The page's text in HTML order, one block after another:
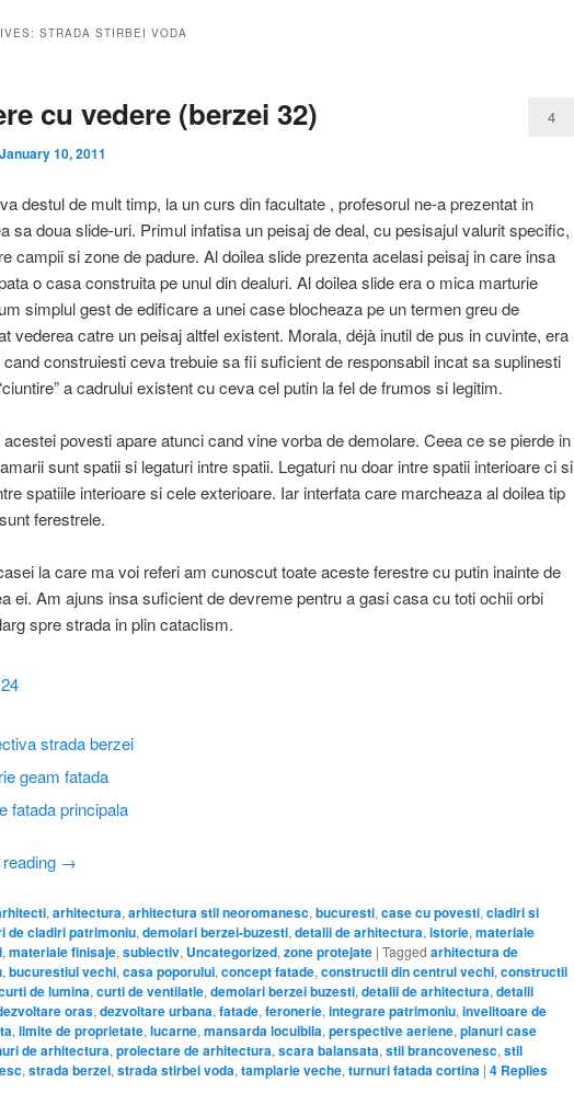
STRADA STIRBEI VODA
cu vedere (berzei 32)
January 10, 2011
4
destul de mult timp, la un curs din facultate , profesorul ne-a prezentat in
sa doua slide-uri. Primul infatisa un peisaj de deal, cu pesisajul valurit specific,
campii si zone de padure. Al doilea slide prezenta acelasi peisaj in care insa
o casa construita pe unul din dealuri. Al doilea slide era o mica marturie
simplul gest de edificare a unei case blocheaza pe un termen greu de
vederea catre un peisaj altfel existent. Morala, déjà inutil de pus in cuvinte, era
construiesti ceva trebuie sa fii suficient de responsabil incat sa suplinesti
a cadrului existent cu ceva cel putin la fel de frumos si legitim.
povesti apare atunci cand vine vorba de demolare. Ceea ce se pierde in
sunt spatii si legaturi intre spatii. Legaturi nu doar intre spatii interioare ci si
spatiile interioare si cele exterioare. Iar interfata care marcheaza al doilea tip
ferestrele.
la care ma voi referi am cunoscut toate aceste ferestre cu putin inainte de
ei. Am ajuns insa suficient de devreme pentru a gasi casa cu toti ochii orbi
spre strada in plin cataclism.
→
, arhitectura, arhitectura stil neoromanesc, bucuresti, case cu povesti, cladiri si
de cladiri patrimoniu, demolari berzei-buzesti, detalii de arhitectura, istorie, materiale
, materiale finisaje, subiectiv, Uncategorized, zone protejate | Tagged arhitectura de
, bucurestiul vechi, casa poporului, concept fatade, constructii din centrul vechi, constructii
de lumina, curti de ventilatie, demolari berzei buzesti, detalii de arhitectura, detalii
oras, dezvoltare urbana, fatade, feronerie, integrare patrimoniu, invelitoare de
, limite de proprietate, lucarne, mansarda locuibila, perspective aeriene, planuri case
de arhitectura, proiectare de arhitectura, scara balansata, stil brancovenesc, stil
, strada berzei, strada stirbei voda, tamplarie veche, turnuri fatada cortina | 4 Replies